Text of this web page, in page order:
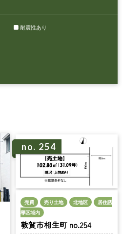
耐震性あり
no. 254
売買 売り土地 北地区
居住誘
導区域内
敦賀市相生町 no.254